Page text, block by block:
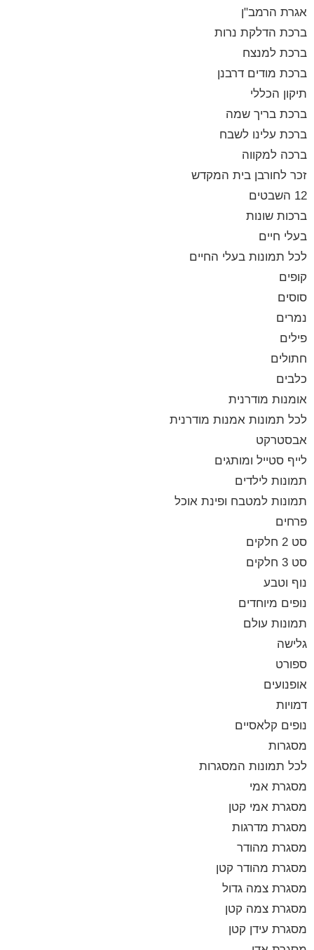
אגרת הרמב"ן
ברכת הדלקת נרות
ברכת למנצח
ברכת מודים דרבנן
תיקון הכללי
ברכת בריך שמה
ברכת עלינו לשבח
ברכה למקווה
זכר לחורבן בית המקדש
12 השבטים
ברכות שונות
בעלי חיים
לכל תמונות בעלי החיים
קופים
סוסים
נמרים
פילים
חתולים
כלבים
אומנות מודרנית
לכל תמונות אמנות מודרנית
אבסטרקט
לייף סטייל ומותגים
תמונות לילדים
תמונות למטבח ופינת אוכל
פרחים
סט 2 חלקים
סט 3 חלקים
נוף וטבע
נופים מיוחדים
תמונות עולם
גלישה
ספורט
אופנועים
דמויות
נופים קלאסיים
מסגרות
לכל תמונות המסגרות
מסגרת אמי
מסגרת אמי קטן
מסגרת מדרגות
מסגרת מהודר
מסגרת מהודר קטן
מסגרת צמה גדול
מסגרת צמה קטן
מסגרת עידן קטן